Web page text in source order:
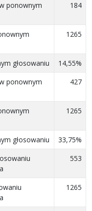
ponownym
184
1265
głosowaniu
14,55%
ponownym
427
1265
głosowaniu
33,75%
553
1265